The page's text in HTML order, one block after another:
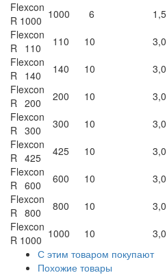
Flexcon
R 1000 1000 6 1,5
Flexcon
R 110
110 10 3,0
Flexcon
R 140
140 10 3,0
Flexcon
R 200
200 10 3,0
Flexcon
R 300
300 10 3,0
Flexcon
R 425
425 10 3,0
Flexcon
R 600
600 10 3,0
Flexcon
R 800
800 10 3,0
Flexcon
R 1000 1000 10 3,0
С этим товаром покупают
Похожие товары